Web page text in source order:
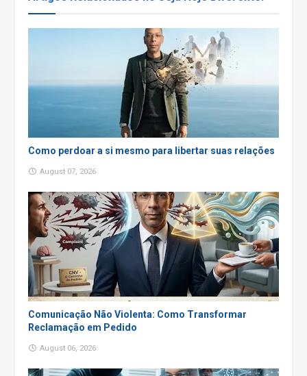
Como perdoar a si mesmo para libertar suas relações
August 07, 2026
Comunicação Não Violenta: Como Transformar
Reclamação em Pedido
August 06, 2026